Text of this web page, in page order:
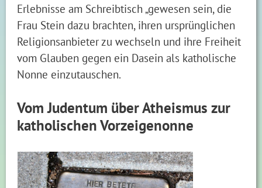
Erlebnisse am Schreibtisch „gewesen sein, die
Frau Stein dazu brachten, ihren ursprünglichen
Religionsanbieter zu wechseln und ihre Freiheit
vom Glauben gegen ein Dasein als katholische
Nonne einzutauschen.
Vom Judentum über Atheismus zur
katholischen Vorzeigenonne